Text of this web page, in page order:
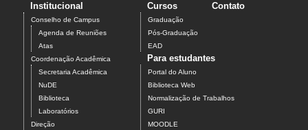
Institucional
Conselho de Campus
Agenda de Reuniões
Atas
Coordenação Acadêmica
Secretaria Acadêmica
NuDE
Biblioteca
Laboratórios
Direção
Cursos
Graduação
Pós-Graduação
EAD
Contato
Para estudantes
Portal do Aluno
Biblioteca Web
Normalização de Trabalhos
GURI
MOODLE